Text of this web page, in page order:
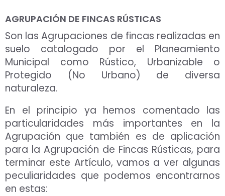
AGRUPACIÓN DE FINCAS RÚSTICAS
Son las Agrupaciones de fincas realizadas en
suelo catalogado por el Planeamiento
Municipal como Rústico, Urbanizable o
Protegido (No Urbano) de diversa
naturaleza.
En el principio ya hemos comentado las
particularidades más importantes en la
Agrupación que también es de aplicación
para la Agrupación de Fincas Rústicas, para
terminar este Artículo, vamos a ver algunas
peculiaridades que podemos encontrarnos
en estas: